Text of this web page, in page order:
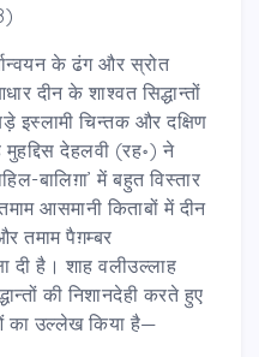
के ढंग और स्रोत
दीन के शाश्वत सिद्धान्तों
इस्लामी चिन्तक और दक्षिण
मुहद्दिस देहलवी (रह॰) ने
बालिग़ा’ में बहुत विस्तार
आसमानी किताबों में दीन
तमाम पैग़म्बर
दी है। शाह वलीउल्लाह
की निशानदेही करते हुए
का उल्लेख किया है—